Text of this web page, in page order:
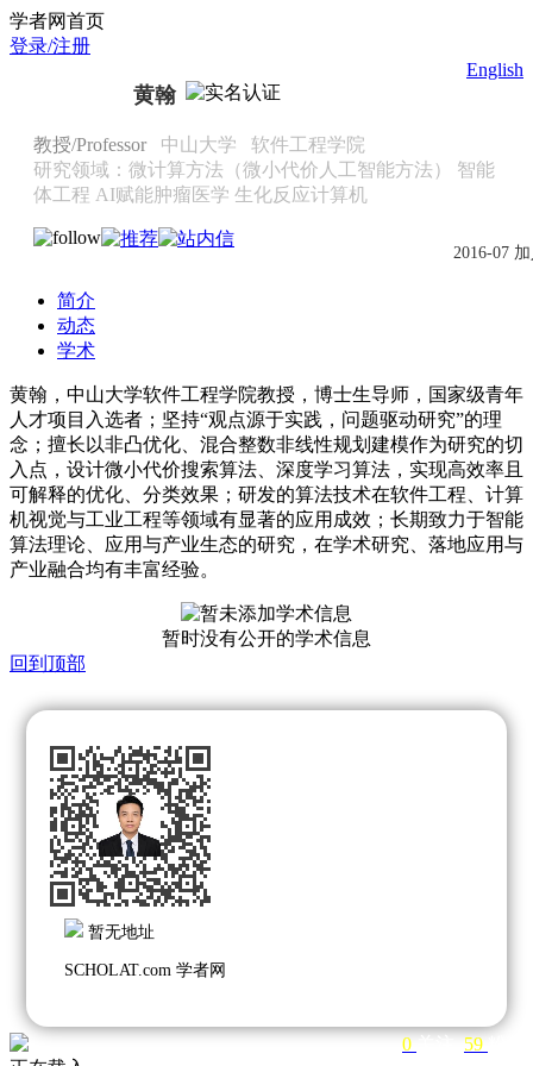
学者网首页
登录/注册
English
0 59
黄翰
教授/Professor 中山大学
软件工程学院
研究领域：微计算方法（微小代价人工智能方法） 智能
体工程 AI赋能肿瘤医学 生化反应计算机
2016-07
简介
动态
学术
黄翰，中山大学软件工程学院教授，博士生导师，国家级青年
人才项目入选者；坚持“观点源于实践，问题驱动研究”的理
念；擅长以非凸优化、混合整数非线性规划建模作为研究的切
入点，设计微小代价搜索算法、深度学习算法，实现高效率且
可解释的优化、分类效果；研发的算法技术在软件工程、计算
机视觉与工业工程等领域有显著的应用成效；长期致力于智能
算法理论、应用与产业生态的研究，在学术研究、落地应用与
产业融合均有丰富经验。
暂时没有公开的学术信息
回到顶部
暂无地址
SCHOLAT.com 学者网